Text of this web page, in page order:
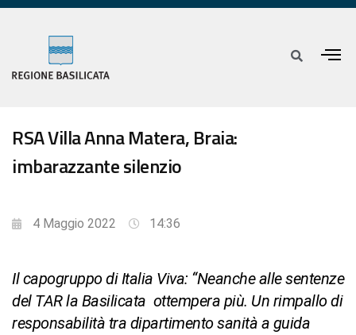
RSA Villa Anna Matera, Braia:
imbarazzante silenzio
4 Maggio 2022 14:36
Il capogruppo di Italia Viva: “Neanche alle sentenze
del TAR la Basilicata ottempera più. Un rimpallo di
responsabilità tra dipartimento sanità a guida